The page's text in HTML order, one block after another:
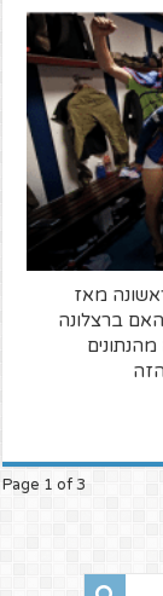
מאז
ברצלונה
Page 1 of 3